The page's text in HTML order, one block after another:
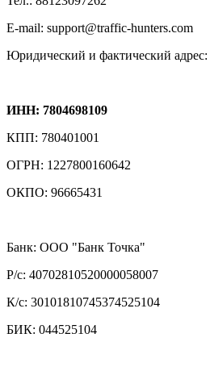
E-mail: support@traffic-hunters.com
Юридический и фактический
ИНН: 7804698109
КПП: 780401001
ОГРН: 1227800160642
ОКПО: 96665431
Банк: ООО "Банк Точка"
Р/с: 40702810520000058007
К/с: 30101810745374525104
БИК: 044525104